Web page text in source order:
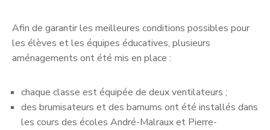
Afin de garantir les meilleures conditions possibles pour
les élèves et les équipes éducatives, plusieurs
aménagements ont été mis en place :
chaque classe est équipée de deux ventilateurs ;
des brumisateurs et des barnums ont été installés dans
les cours des écoles André-Malraux et Pierre-